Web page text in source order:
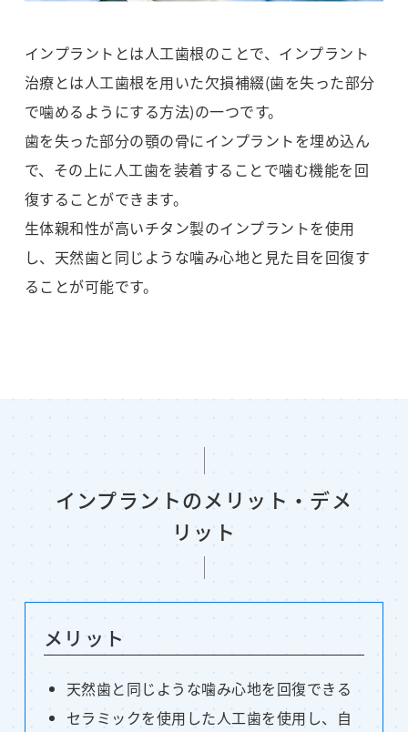
インプラントとは人工歯根のことで、インプラント
治療とは人工歯根を用いた欠損補綴(歯を失った部分
で噛めるようにする方法)の一つです。
歯を失った部分の顎の骨にインプラントを埋め込ん
で、その上に人工歯を装着することで噛む機能を回
復することができます。
生体親和性が高いチタン製のインプラントを使用
し、天然歯と同じような噛み心地と見た目を回復す
ることが可能です。
インプラントのメリット・デメ
リット
メリット
天然歯と同じような噛み心地を回復できる
セラミックを使用した人工歯を使用し、自